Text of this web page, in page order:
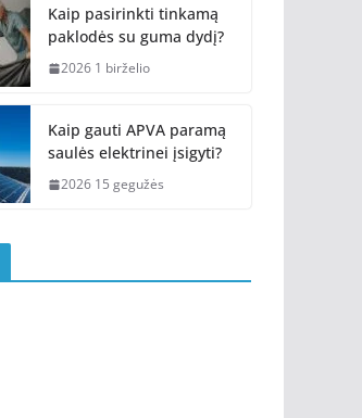
Kaip pasirinkti tinkamą
paklodės su guma dydį?
2026 1 birželio
Kaip gauti APVA paramą
saulės elektrinei įsigyti?
2026 15 gegužės